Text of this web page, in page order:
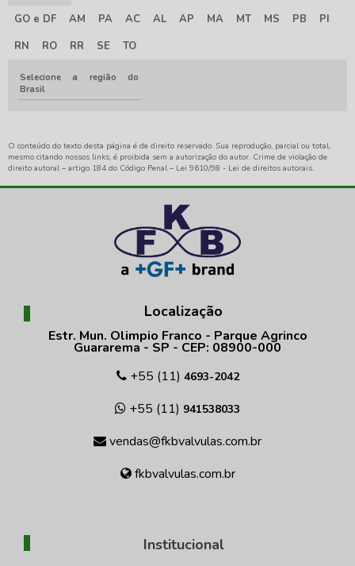
GO e DF
AM PA AC AL AP MA MT MS PB
PI
RN
RO RR SE TO
Selecione a região do
Brasil
O conteúdo do texto desta página é de direito reservado. Sua reprodução, parcial ou total,
mesmo citando nossos links, é proibida sem a autorização do autor. Crime de violação de
direito autoral – artigo 184 do Código Penal – Lei 9610/98 - Lei de direitos autorais.
Localização
Estr. Mun. Olimpio Franco - Parque Agrinco
Guararema - SP - CEP: 08900-000
+55 (11) 4693-2042
+55 (11) 941538033
vendas@fkbvalvulas.com.br
fkbvalvulas.com.br
Institucional